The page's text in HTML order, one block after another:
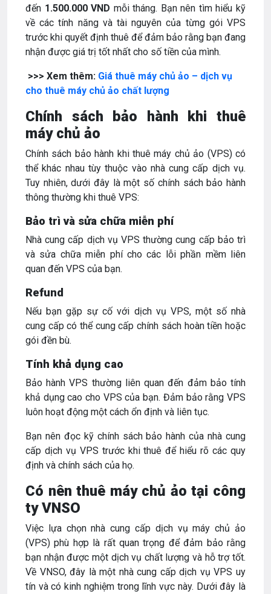
đến 1.500.000 VND mỗi tháng. Bạn nên tìm hiểu kỹ
về các tính năng và tài nguyên của từng gói VPS
trước khi quyết định thuê để đảm bảo rằng bạn đang
nhận được giá trị tốt nhất cho số tiền của mình.
>>> Xem thêm: Giá thuê máy chủ ảo – dịch vụ
cho thuê máy chủ ảo chất lượng
Chính sách bảo hành khi thuê
máy chủ ảo
Chính sách bảo hành khi thuê máy chủ ảo (VPS) có
thể khác nhau tùy thuộc vào nhà cung cấp dịch vụ.
Tuy nhiên, dưới đây là một số chính sách bảo hành
thông thường khi thuê VPS:
Bảo trì và sửa chữa miễn phí
Nhà cung cấp dịch vụ VPS thường cung cấp bảo trì
và sửa chữa miễn phí cho các lỗi phần mềm liên
quan đến VPS của bạn.
Refund
Nếu bạn gặp sự cố với dịch vụ VPS, một số nhà
cung cấp có thể cung cấp chính sách hoàn tiền hoặc
gói đền bù.
Tính khả dụng cao
Bảo hành VPS thường liên quan đến đảm bảo tính
khả dụng cao cho VPS của bạn. Đảm bảo rằng VPS
luôn hoạt động một cách ổn định và liên tục.
Bạn nên đọc kỹ chính sách bảo hành của nhà cung
cấp dịch vụ VPS trước khi thuê để hiểu rõ các quy
định và chính sách của họ.
Có nên thuê máy chủ ảo tại công
ty VNSO
Việc lựa chọn nhà cung cấp dịch vụ máy chủ ảo
(VPS) phù hợp là rất quan trọng để đảm bảo rằng
bạn nhận được một dịch vụ chất lượng và hỗ trợ tốt.
Về VNSO, đây là một nhà cung cấp dịch vụ VPS uy
tín và có kinh nghiệm trong lĩnh vực này. Dưới đây là